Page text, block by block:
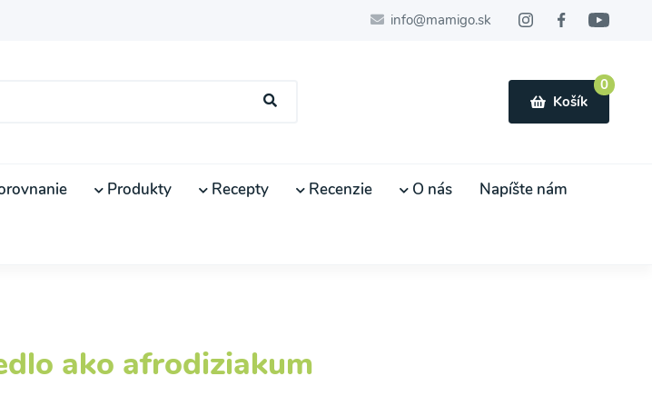
info@mamigo.sk
0
Košík
Produkty Recepty Recenzie O nás Napíšte nám
ako afrodiziakum